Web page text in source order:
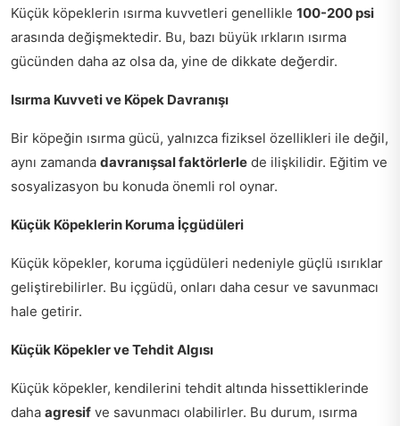
Küçük köpeklerin ısırma kuvvetleri genellikle 100-200 psi
arasında değişmektedir. Bu, bazı büyük ırkların ısırma
gücünden daha az olsa da, yine de dikkate değerdir.
Isırma Kuvveti ve Köpek Davranışı
Bir köpeğin ısırma gücü, yalnızca fiziksel özellikleri ile değil,
aynı zamanda davranışsal faktörlerle de ilişkilidir. Eğitim ve
sosyalizasyon bu konuda önemli rol oynar.
Küçük Köpeklerin Koruma İçgüdüleri
Küçük köpekler, koruma içgüdüleri nedeniyle güçlü ısırıklar
geliştirebilirler. Bu içgüdü, onları daha cesur ve savunmacı
hale getirir.
Küçük Köpekler ve Tehdit Algısı
Küçük köpekler, kendilerini tehdit altında hissettiklerinde
daha agresif ve savunmacı olabilirler. Bu durum, ısırma